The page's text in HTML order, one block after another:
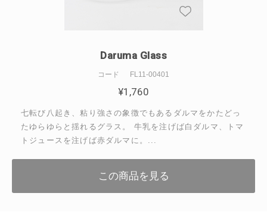
Daruma Glass
コード FL11-00401
¥1,760
七転び八起き、粘り強さの象徴でもあるダルマをかたどっ
たゆらゆらと揺れるグラス。 牛乳を注げば白ダルマ、トマ
トジュースを注げば赤ダルマに。...
この商品を見る